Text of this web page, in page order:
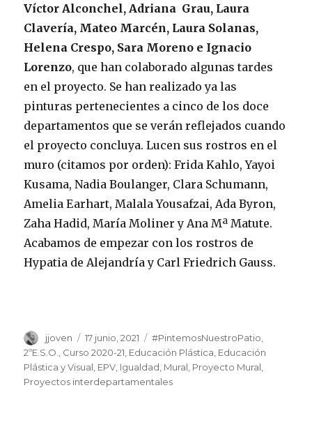
Víctor Alconchel, Adriana Grau, Laura
Clavería, Mateo Marcén, Laura Solanas,
Helena Crespo, Sara Moreno e Ignacio
Lorenzo, que han colaborado algunas tardes
en el proyecto. Se han realizado ya las
pinturas pertenecientes a cinco de los doce
departamentos que se verán reflejados cuando
el proyecto concluya. Lucen sus rostros en el
muro (citamos por orden): Frida Kahlo, Yayoi
Kusama, Nadia Boulanger, Clara Schumann,
Amelia Earhart, Malala Yousafzai, Ada Byron,
Zaha Hadid, María Moliner y Ana Mª Matute.
Acabamos de empezar con los rostros de
Hypatia de Alejandría y Carl Friedrich Gauss.
Autor
jjoven
Publicado
el
17 junio, 2021 Categorías
#PintemosNuestroPatio
2ºE.S.O.
Curso 2020-21 Educación Plástica Educación
Plástica y Visual EPV Igualdad Mural Proyecto Mural
Proyectos interdepartamentales